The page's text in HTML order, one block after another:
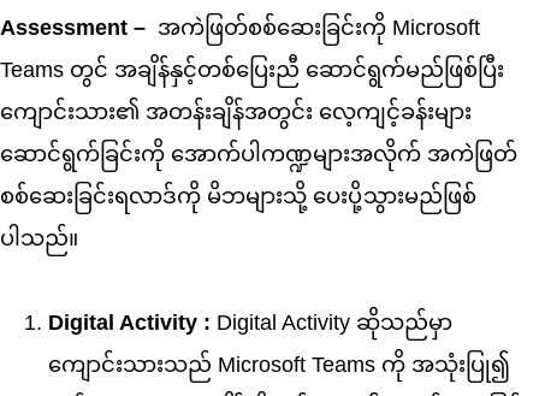
Assessment – အကဲဖြတ်စစ်ဆေးခြင်းကို Microsoft
Teams တွင် အချိန်နှင့်တစ်ပြေးညီ ဆောင်ရွက်မည်ဖြစ်ပြီး
ကျောင်းသား၏ အတန်းချိန်အတွင်း လေ့ကျင့်ခန်းများ
ဆောင်ရွက်ခြင်းကို အောက်ပါကဏ္ဍများအလိုက် အကဲဖြတ်
စစ်ဆေးခြင်းရလာဒ်ကို မိဘများသို့ ပေးပို့သွားမည်ဖြစ်
ပါသည်။
Digital Activity : Digital Activity ဆိုသည်မှာ
ကျောင်းသားသည် Microsoft Teams ကို အသုံးပြု၍